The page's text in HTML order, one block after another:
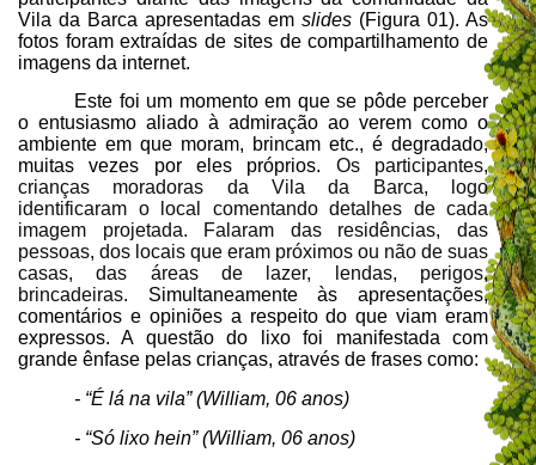
Vila da Barca apresentadas em slides (Figura 01). As
fotos foram extraídas de sites de compartilhamento de
imagens da internet.
Este foi um momento em que se pôde perceber
o entusiasmo aliado à admiração ao verem como o
ambiente em que moram, brincam etc., é degradado,
muitas vezes por eles próprios. Os participantes,
crianças moradoras da Vila da Barca, logo
identificaram o local comentando detalhes de cada
imagem projetada. Falaram das residências, das
pessoas, dos locais que eram próximos ou não de suas
casas, das áreas de lazer, lendas, perigos,
brincadeiras. Simultaneamente às apresentações,
comentários e opiniões a respeito do que viam eram
expressos. Aquestão do lixofoi manifestada com
grande ênfase pelas crianças, através de frases como:
- “É lá na vila” (William, 06 anos)
- “Só lixo hein” (William, 06 anos)